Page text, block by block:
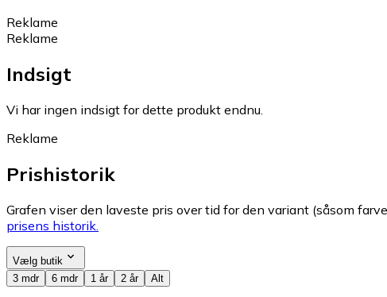
Reklame
Reklame
Indsigt
Vi har ingen indsigt for dette produkt endnu.
Reklame
Prishistorik
Grafen viser den laveste pris over tid for den variant (såsom
prisens historik.
Vælg butik
3 mdr
6 mdr 1 år 2 år Alt